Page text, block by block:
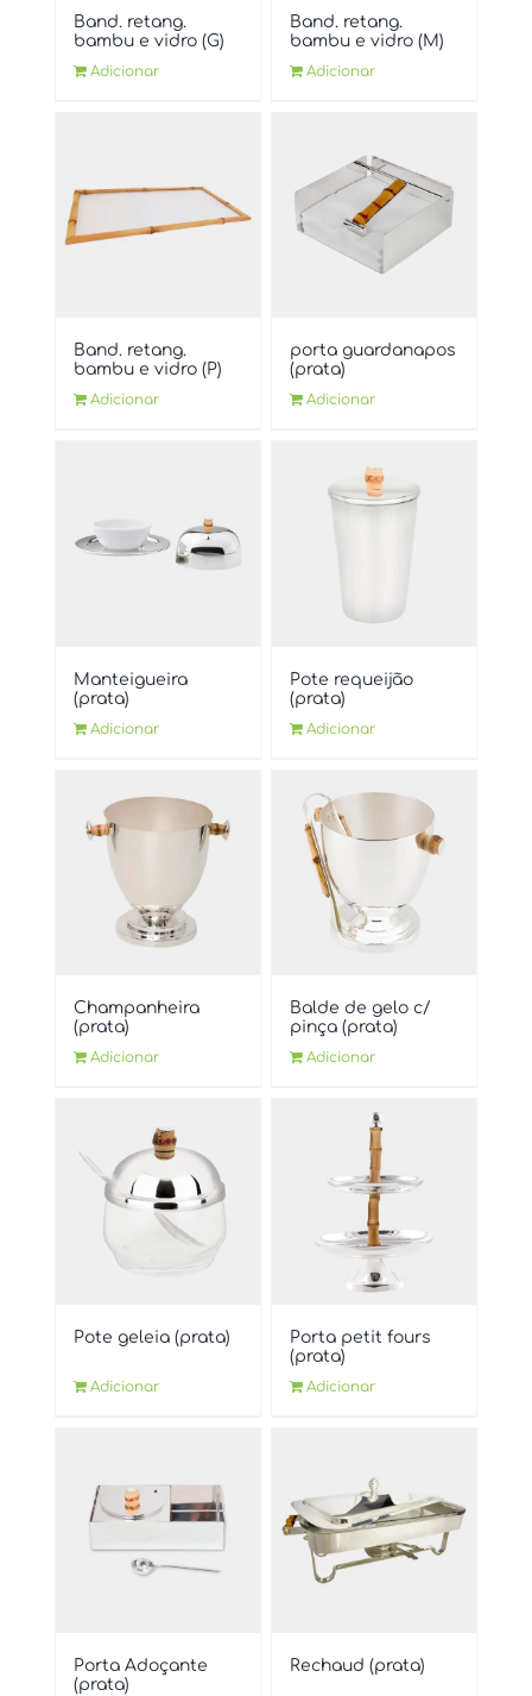
Band. retang.
bambu e vidro (G)
Adicionar
Band. retang.
bambu e vidro (M)
Adicionar
Band. retang.
bambu e vidro (P)
Adicionar
porta guardanapos
(prata)
Adicionar
Manteigueira
(prata)
Adicionar
Pote requeijão
(prata)
Adicionar
Champanheira
(prata)
Adicionar
Balde de gelo c/
pinça (prata)
Adicionar
Pote geleia (prata)
Adicionar
Porta petit fours
(prata)
Adicionar
Porta Adoçante
(prata)
Rechaud (prata)